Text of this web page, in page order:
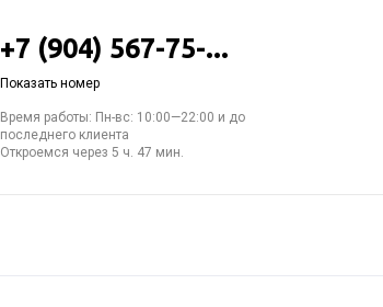
+7 (904) 567-75-...
Показать номер
Время работы: Пн-вс: 10:00—22:00 и до
последнего клиента
Откроемся через 5 ч. 47 мин.